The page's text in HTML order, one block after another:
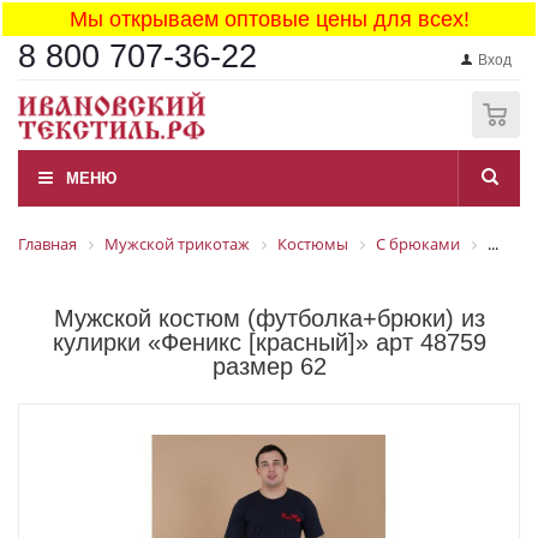
Мы открываем оптовые цены для всех!
8 800 707-36-22 Вход
МЕНЮ
Главная Мужской трикотаж Костюмы С брюками ...
Мужской костюм (футболка+брюки) из
кулирки «Феникс [красный]» арт 48759
размер 62